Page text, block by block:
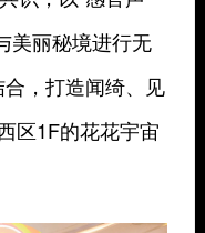
美丽秘境进行无
，打造闻绮、见
区1F的花花宇宙